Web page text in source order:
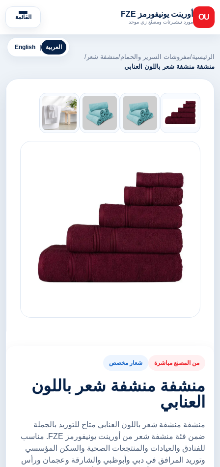
OU أورينت يونيفورمز FZE
مورد تيشيرتات ومصنّع زي موحد
القائمة
English العربية
الرئيسية/مفروشات السرير والحمام/منشفة شعر /
منشفة منشفة شعر باللون العنابي
من المصنع مباشرة شعار مخصص
منشفة منشفة شعر باللون
العنابي
منشفة منشفة شعر باللون العنابي متاح للتوريد بالجملة
ضمن فئة منشفة شعر من أورينت يونيفورمز FZE. مناسب
للفنادق والعيادات والمنتجعات الصحية والسكن المؤسسي
وتوريد المرافق في دبي وأبوظبي والشارقة وعجمان ورأس